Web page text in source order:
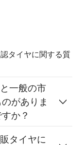
タイヤに関する質
一般の市
がありま
か？
タイヤに